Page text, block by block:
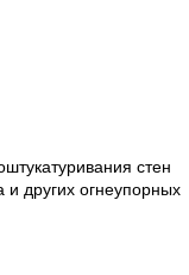
стен
других огнеупорных